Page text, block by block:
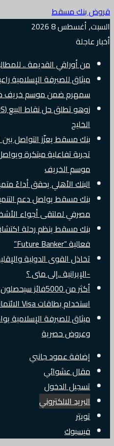
قروض بنك مسقط
السبت, أغسطس 8 2026
أخبار عاجلة
من أوراقي القديمة ..
ميثاق للصيرفة الإسلامية
سمهرم ضمن موسم خريف ظفار
الخليج
بنك مسقط يعزّز التواصل
تجربة تفاعلية مبتكرة
موسم الخريف
البنك الأهلي يحقق أداءً
بنك مسقط يواصل دعم
مصرفي لملتقى أجواء الأشخرة
بنك مسقط ينظم رحلة
فعالية “Future Banker”
تخاذل القوى الدولية
-الإيرانية ..إلى متى ؟
استخدام بطاقات Visa الائتمانية دوليًا
ميثاق للصيرفة الإسلامية
وعروض حصرية
إضافة عمود جانبي
مقال عشوائي
تسجيل الدخول
البريد الالكتروني
تويتر
فيسبوك